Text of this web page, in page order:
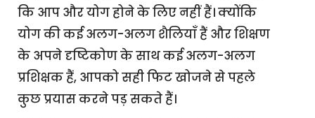
कि आप और योग होने के लिए नहीं हैं। क्योंकि
योग की कई अलग-अलग शैलियाँ हैं और शिक्षण
के अपने दृष्टिकोण के साथ कई अलग-अलग
प्रशिक्षक हैं, आपको सही फिट खोजने से पहले
कुछ प्रयास करने पड़ सकते हैं।